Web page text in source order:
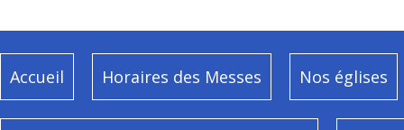
Accueil Horaires des Messes Nos églises